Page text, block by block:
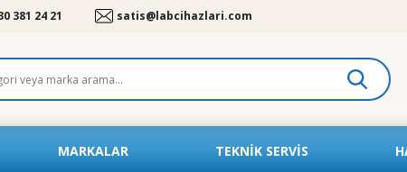
381 24 21 satis@labcihazlari.com
MARKALAR TEKNIK SERVIS